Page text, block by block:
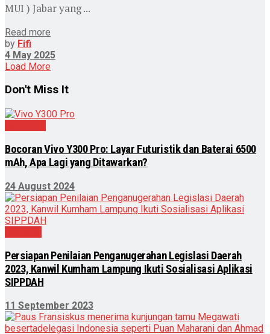
MUI ) Jabar yang ...
Read more
by Fifi
4 May 2025
Load More
Don't Miss It
Bocoran Vivo Y300 Pro: Layar Futuristik dan Baterai 6500
mAh, Apa Lagi yang Ditawarkan?
24 August 2024
Persiapan Penilaian Penganugerahan Legislasi Daerah
2023, Kanwil Kumham Lampung Ikuti Sosialisasi Aplikasi
SIPPDAH
11 September 2023